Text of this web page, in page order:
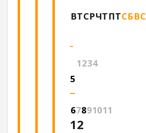
ВТСРЧТПТСБВС
1234
5
67891011
12